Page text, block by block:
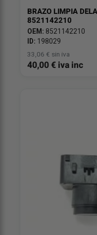
BRAZO LIMPIA
8521142210
OEM: 8521142210
ID: 198029
33,06 € sin iva
40,00 € iva inc